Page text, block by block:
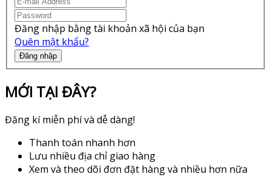
Đăng nhập bằng tài khoản xã hội của bạn
Quên mật khẩu?
Đăng nhập
MỚI TẠI ĐÂY?
Đăng kí miễn phí và dễ dàng!
Thanh toán nhanh hơn
Lưu nhiều địa chỉ giao hàng
Xem và theo dõi đơn đặt hàng và nhiều hơn nữa